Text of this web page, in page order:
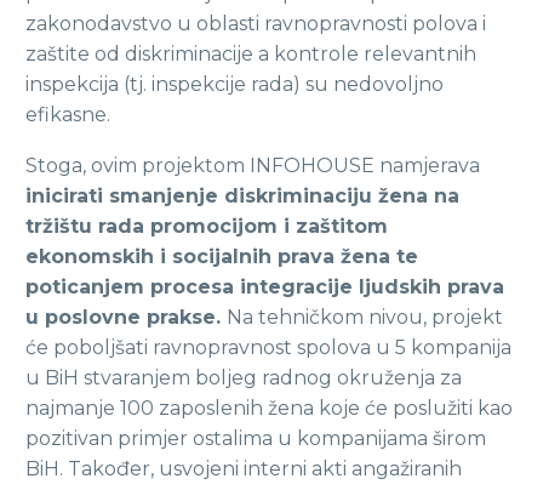
zakonodavstvo u oblasti ravnopravnosti polova i
zaštite od diskriminacije a kontrole relevantnih
inspekcija (tj. inspekcije rada) su nedovoljno
efikasne.
Stoga, ovim projektom INFOHOUSE namjerava
inicirati smanjenje diskriminaciju žena na
tržištu rada promocijom i zaštitom
ekonomskih i socijalnih prava žena te
poticanjem procesa integracije ljudskih prava
u poslovne prakse. Na tehničkom nivou, projekt
će poboljšati ravnopravnost spolova u 5 kompanija
u BiH stvaranjem boljeg radnog okruženja za
najmanje 100 zaposlenih žena koje će poslužiti kao
pozitivan primjer ostalima u kompanijama širom
BiH. Također, usvojeni interni akti angažiranih